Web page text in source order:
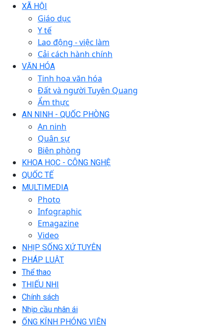
XÃ HỘI
Giáo dục
Y tế
Lao động - việc làm
Cải cách hành chính
VĂN HÓA
Tinh hoa văn hóa
Đất và người Tuyên Quang
Ẩm thực
AN NINH - QUỐC PHÒNG
An ninh
Quân sự
Biên phòng
KHOA HỌC - CÔNG NGHỆ
QUỐC TẾ
MULTIMEDIA
Photo
Infographic
Emagazine
Video
NHỊP SỐNG XỨ TUYÊN
PHÁP LUẬT
Thể thao
THIẾU NHI
Chính sách
Nhịp cầu nhân ái
ỐNG KÍNH PHÓNG VIÊN